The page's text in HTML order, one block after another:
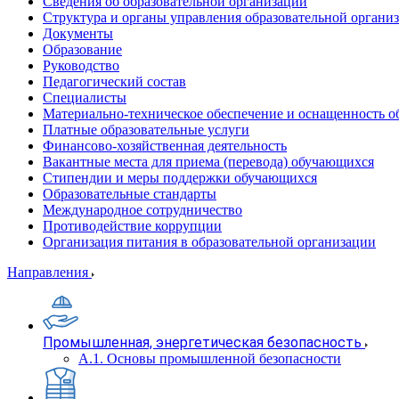
Структура и органы управления образовательной
Документы
Образование
Руководство
Педагогический состав
Специалисты
Материально-техническое обеспечение и оснащенность
Платные образовательные услуги
Финансово-хозяйственная деятельность
Вакантные места для приема (перевода) обучающихся
Стипендии и меры поддержки обучающихся
Образовательные стандарты
Международное сотрудничество
Противодействие коррупции
Организация питания в образовательной организации
Направления
Промышленная, энергетическая безопасность
А.1. Основы промышленной безопасности